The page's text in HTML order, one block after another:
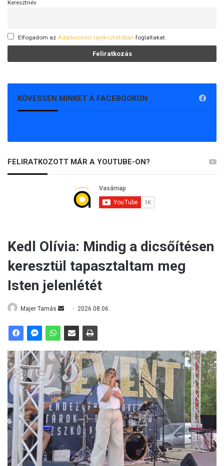
Keresztnév
Elfogadom az Adatkezelési tájékoztatóban foglaltakat.
KÖVESSEN MINKET A FACEBOOKON
FELIRATKOZOTT MÁR A YOUTUBE-ON?